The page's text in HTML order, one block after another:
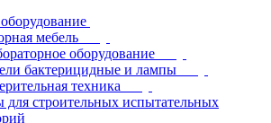
мебель
оборудование
бактерицидные и лампы
техника
строительных испытательных